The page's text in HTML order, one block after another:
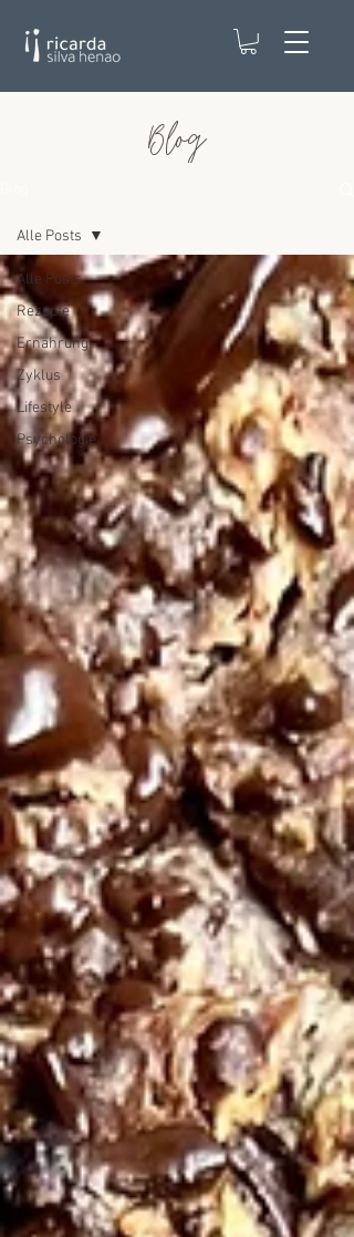
Blog
Alle Posts
Rezepte
Ernährung
Zyklus
Lifestyle
Psychologie
Alle Posts